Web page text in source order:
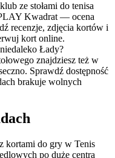
ze stołami do tenisa
Kwadrat — ocena
recenzje, zdjęcia kortów i
kort online.
Łady?
znajdziesz też w
Sprawdź dostępność
brakuje wolnych
kortami do gry w Tenis
po duże centra